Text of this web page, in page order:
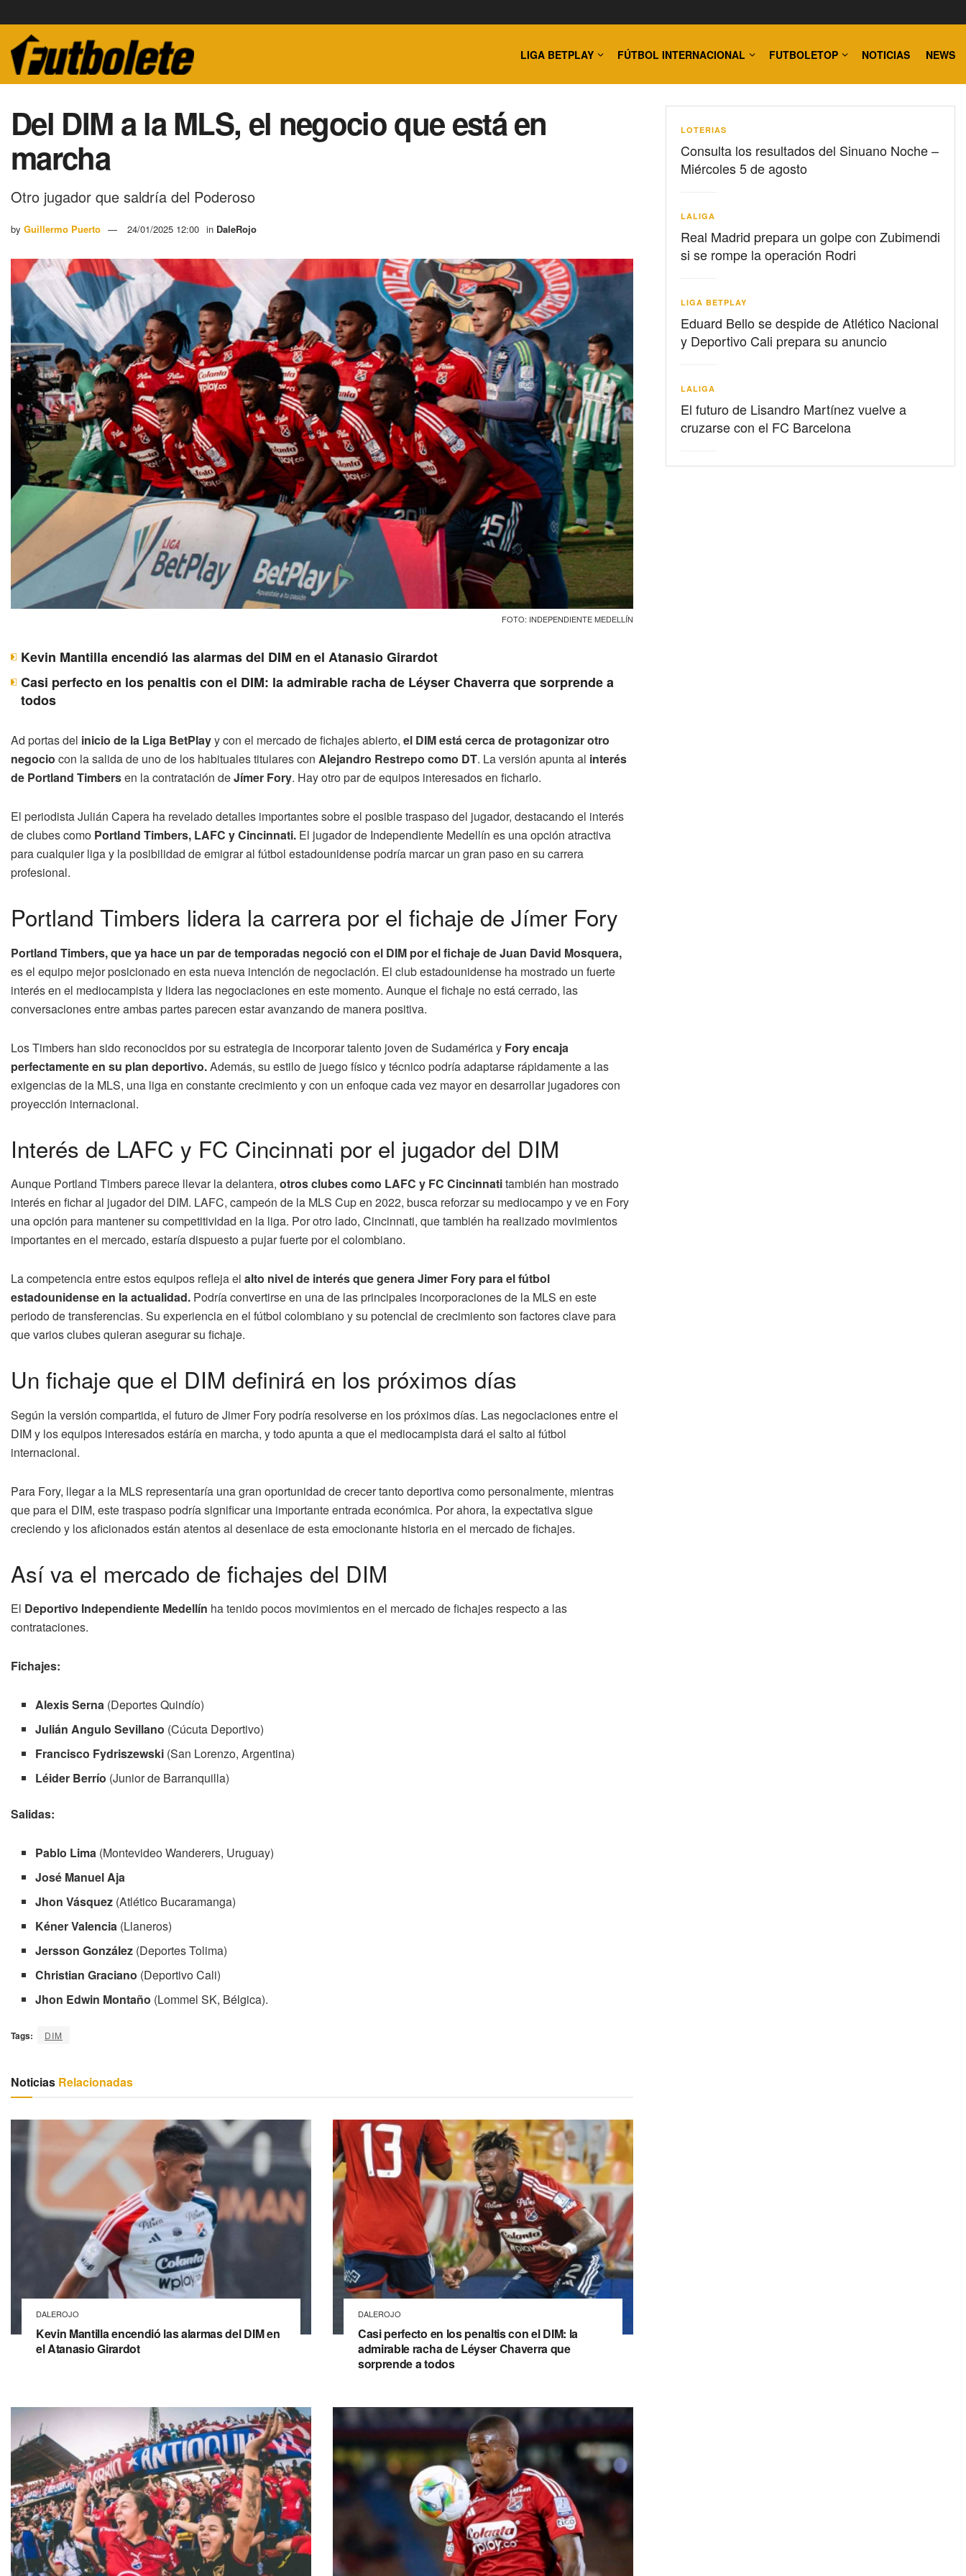
LIGA BETPLAY FÚTBOL INTERNACIONAL FUTBOLETOP NOTICIAS NEWS
Del DIM a la MLS, el negocio que está en
marcha
Otro jugador que saldría del Poderoso
by Guillermo Puerto 24/01/2025 12:00 in DaleRojo
FOTO: INDEPENDIENTE MEDELLÍN
Kevin Mantilla encendió las alarmas del DIM en el Atanasio Girardot
Casi perfecto en los penaltis con el DIM: la admirable racha de Léyser Chaverra que sorprende a
todos
Ad portas del inicio de la Liga BetPlayy con el mercado de fichajes abierto, el DIM está cerca de protagonizar otro
negocio con la salida de uno de los habituales titulares con Alejandro Restrepo como DT. La versión apunta al interés
de Portland Timbersen la contratación deJímer Fory. Hay otro par de equipos interesados en ficharlo.
El periodista Julián Capera ha revelado detalles importantes sobre el posible traspaso del jugador, destacando el interés
de clubes como Portland Timbers, LAFC y Cincinnati. El jugador de Independiente Medellín es una opción atractiva
para cualquier liga y la posibilidad de emigrar al fútbol estadounidense podría marcar un gran paso en su carrera
profesional.
Portland Timbers lidera la carrera por el fichaje de Jímer Fory
Portland Timbers, que ya hace un par de temporadas negoció con el DIM por el fichaje de Juan David Mosquera,
es el equipo mejor posicionado en esta nueva intención de negociación. El club estadounidense ha mostrado un fuerte
interés en el mediocampista y lidera las negociaciones en este momento. Aunque el fichaje no está cerrado, las
conversaciones entre ambas partes parecen estar avanzando de manera positiva.
Los Timbers han sido reconocidos por su estrategia de incorporar talento joven de Sudamérica y Fory encaja
perfectamente en su plan deportivo.Además, su estilo de juego físico y técnico podría adaptarse rápidamente a las
exigencias de la MLS, una liga en constante crecimiento y con un enfoque cada vez mayor en desarrollar jugadores con
proyección internacional.
Interés de LAFC y FC Cincinnati por el jugador del DIM
Aunque Portland Timbers parece llevar la delantera, otros clubes como LAFC y FC Cincinnatitambién han mostrado
interés en fichar al jugador del DIM. LAFC, campeón de la MLS Cup en 2022, busca reforzar su mediocampo y ve en Fory
una opción para mantener su competitividad en la liga. Por otro lado, Cincinnati, que también ha realizado movimientos
importantes en el mercado, estaría dispuesto a pujar fuerte por el colombiano.
La competencia entre estos equipos refleja el alto nivel de interés que genera Jimer Fory para el fútbol
estadounidense en la actualidad. Podría convertirse en una de las principales incorporaciones de la MLS en este
periodo de transferencias. Su experiencia en el fútbol colombiano y su potencial de crecimiento son factores clave para
que varios clubes quieran asegurar su fichaje.
Un fichaje que el DIM definirá en los próximos días
Según la versión compartida, el futuro de Jimer Fory podría resolverse en los próximos días. Las negociaciones entre el
DIM y los equipos interesados estáría en marcha, y todo apunta a que el mediocampista dará el salto al fútbol
internacional.
Para Fory, llegar a la MLS representaría una gran oportunidad de crecer tanto deportiva como personalmente, mientras
que para el DIM, este traspaso podría significar una importante entrada económica. Por ahora, la expectativa sigue
creciendo y los aficionados están atentos al desenlace de esta emocionante historia en el mercado de fichajes.
Así va el mercado de fichajes del DIM
El Deportivo Independiente Medellín ha tenido pocos movimientos en el mercado de fichajes respecto a las
contrataciones.
Fichajes:
Alexis Serna (Deportes Quindío)
Julián Angulo Sevillano (Cúcuta Deportivo)
Francisco Fydriszewski (San Lorenzo, Argentina)
Léider Berrío (Junior de Barranquilla)
Salidas:
Pablo Lima (Montevideo Wanderers, Uruguay)
José Manuel Aja
Jhon Vásquez (Atlético Bucaramanga)
Kéner Valencia (Llaneros)
Jersson González (Deportes Tolima)
Christian Graciano (Deportivo Cali)
Jhon Edwin Montaño (Lommel SK, Bélgica).
Tags: DIM
Noticias Relacionadas
DALEROJO
Kevin Mantilla encendió las alarmas del DIM en
el Atanasio Girardot
DALEROJO
Casi perfecto en los penaltis con el DIM: la
admirable racha de Léyser Chaverra que
sorprende a todos
LOTERIAS
Consulta los resultados del Sinuano Noche –
Miércoles 5 de agosto
LALIGA
Real Madrid prepara un golpe con Zubimendi
si se rompe la operación Rodri
LIGA BETPLAY
Eduard Bello se despide de Atlético Nacional
y Deportivo Cali prepara su anuncio
LALIGA
El futuro de Lisandro Martínez vuelve a
cruzarse con el FC Barcelona